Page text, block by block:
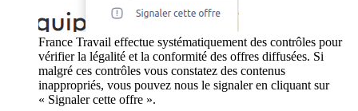
France Travail effectue systématiquement des contrôles pour
vérifier la légalité et la conformité des offres diffusées. Si
malgré ces contrôles vous constatez des contenus
inappropriés, vous pouvez nous le signaler en cliquant sur
« Signaler cette offre ».